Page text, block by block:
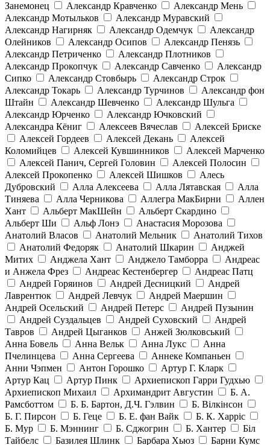
Занемонец
Александр Кравченко
Александр Мень
Александр Мотыльков
Александр Муравский
Александр Нагирняк
Александр Одемчук
Александр
Олейников
Александр Осипов
Александр Пенязь
Александр Петриченко
Александр Плотников
Александр Прокопчук
Александр Савченко
Александр
Сипко
Александр Стовбырь
Александр Строк
Александр Токарь
Александр Турчинов
Александр фон
Штайн
Александр Шевченко
Александр Шульга
Александр Юрченко
Александр Ючковский
Александра Кёниг
Алексеев Вячеслав
Алексей Бриске
Алексей Гордеев
Алексей Декань
Алексей
Коломийцев
Алексей Кувшинников
Алексей Марченко
Алексей Панич, Сергей Головин
Алексей Полосин
Алексей Прокопенко
Алексей Шишков
Алесь
Дубровский
Алла Алексеева Алла Лятавская
Алла
Тиняева
Алла Черникова Аллегра МакБирни
Аллен
Хант
Альберт МакШейн
Альберт Скардино
Альберт Ши
Альф Лонэ
Анастасия Морозова
Анатолий Власов
Анатолий Мельник
Анатолий Тихов
Анатолий Федоряк
Анатолий Шкарин
Анджей
Митих
Анджела Хант Анджело Тамборра
Андреас
и Анжела Фрез
Андреас Кестенбергер
Андреас Патц
Андрей Горяинов
Андрей Десницкий
Андрей
Лаврентюк
Андрей Левчук
Андрей Маершин
Андрей Осельский
Андрей Петерс
Андрей Пузынин
Андрей Суздальцев
Андрей Суховский
Андрей
Тавров
Андрей Цыганков
Анжей Зюлковський
Анна Бовель
Анна Вельк Анна Лукс
Анна
Пчелинцева
Анна Сергеева
Аннеке Компаньен
Анни Чэпмен
Антон Горошко
Артур Г. Кларк
Артур Кац
Артур Пинк
Архиепископ Гарри Гудхью
Архиепископ Михаил
Архимандрит Августин
Б. А.
Рамсботтом
Б. Б. Бартон, Д.Ч. Гэлвин
Б. Вілкінсон
Б. Г. Пирсон
Б. Геце Б. Е. фан Вайк
Б. К. Харріс
Б. Мур
Б. Мэннинг Б. Сджогрин Б. Хантер
Біл
Тайбелс
Базилея Шлинк Барбара Хьюз
Барни Кумс